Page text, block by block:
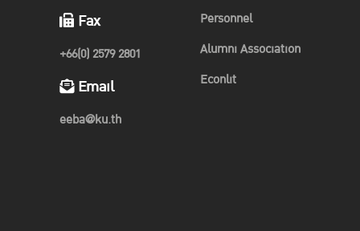
Fax
+66(0) 2579 2801
Email
eeba@ku.th
Personnel
Alumni Association
Econlit